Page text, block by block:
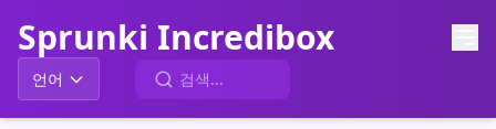
Sprunki Incredibox
언어